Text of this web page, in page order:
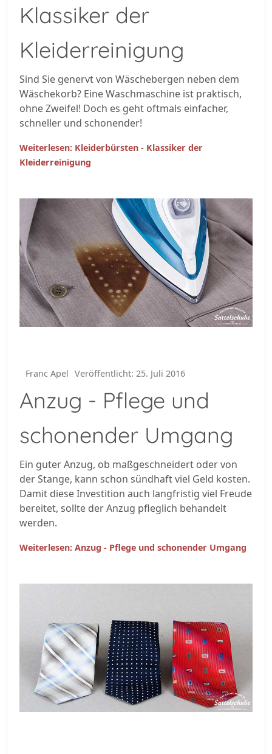
Klassiker der
Kleiderreinigung
Sind Sie genervt von Wäschebergen neben dem
Wäschekorb? Eine Waschmaschine ist praktisch,
ohne Zweifel! Doch es geht oftmals einfacher,
schneller und schonender!
Weiterlesen: Kleiderbürsten - Klassiker der
Kleiderreinigung
Franc Apel Veröffentlicht: 25. Juli 2016
Anzug - Pflege und
schonender Umgang
Ein guter Anzug, ob maßgeschneidert oder von
der Stange, kann schon sündhaft viel Geld kosten.
Damit diese Investition auch langfristig viel Freude
bereitet, sollte der Anzug pfleglich behandelt
werden.
Weiterlesen: Anzug - Pflege und schonender Umgang